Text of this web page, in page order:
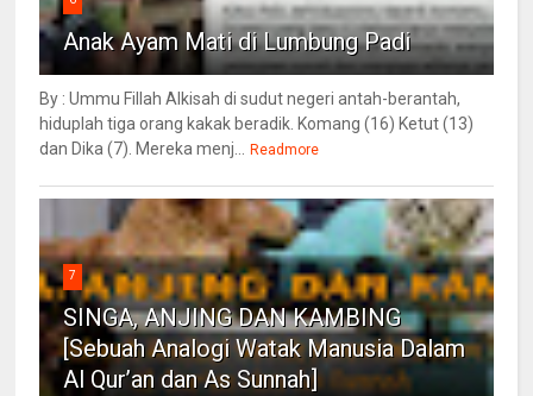
Anak Ayam Mati di Lumbung Padi
By : Ummu Fillah Alkisah di sudut negeri antah-berantah,
hiduplah tiga orang kakak beradik. Komang (16) Ketut (13)
dan Dika (7). Mereka menj...
Readmore
7
SINGA, ANJING DAN KAMBING
[Sebuah Analogi Watak Manusia Dalam
Al Qur’an dan As Sunnah]